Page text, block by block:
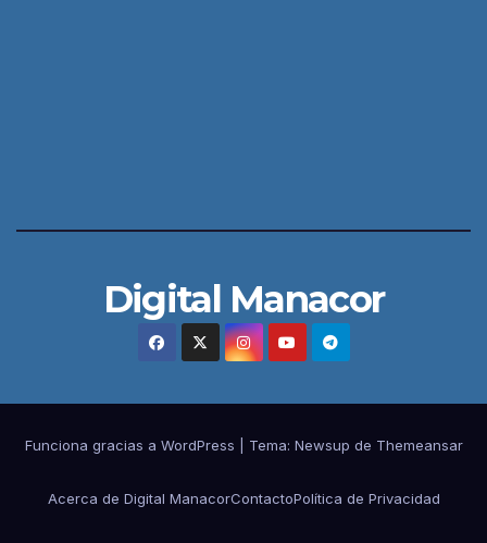
Digital Manacor
Funciona gracias a WordPress Tema: Newsup de Themeansar
Acerca de Digital ManacorContactoPolítica de Privacidad